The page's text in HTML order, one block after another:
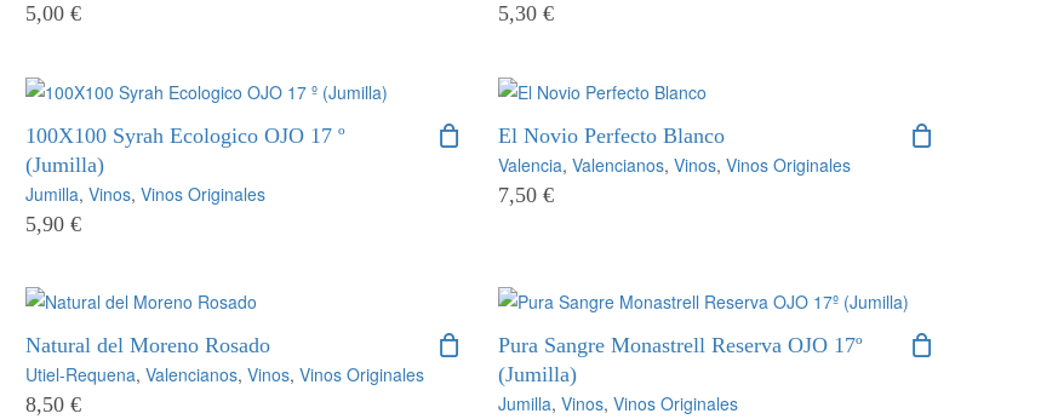
5,00 €
5,30 €
100X100 Syrah Ecologico OJO 17 º
(Jumilla)
Jumilla, Vinos, Vinos Originales
5,90 €
El Novio Perfecto Blanco
Valencia, Valencianos, Vinos, Vinos Originales
7,50 €
Natural del Moreno Rosado
Utiel-Requena, Valencianos, Vinos, Vinos Originales
8,50 €
Pura Sangre Monastrell Reserva OJO 17º
(Jumilla)
Jumilla, Vinos, Vinos Originales